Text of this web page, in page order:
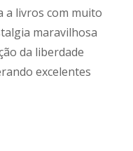
a livros com muito
maravilhosa
da liberdade
excelentes